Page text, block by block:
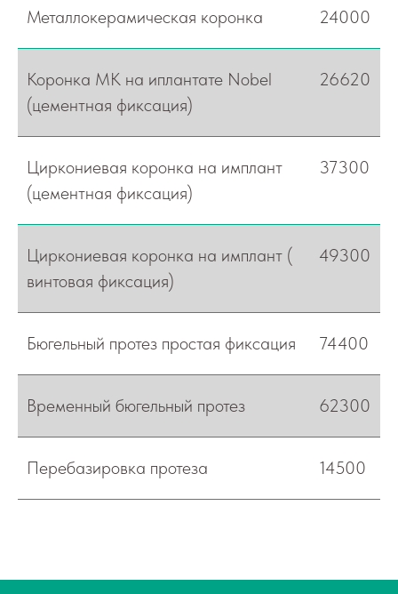
Металлокерамическая коронка 24000
Коронка МК на иплантате Nobel
(цементная фиксация)
26620
Циркониевая коронка на имплант
(цементная фиксация)
37300
Циркониевая коронка на имплант (
винтовая фиксация)
49300
Бюгельный протез простая фиксация 74400
Временный бюгельный протез 62300
Перебазировка протеза 14500